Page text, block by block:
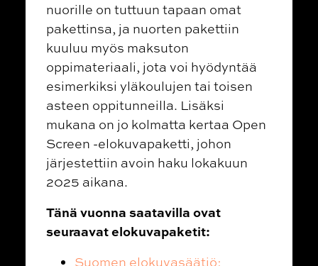
nuorille on tuttuun tapaan omat
pakettinsa, ja nuorten pakettiin
kuuluu myös maksuton
oppimateriaali, jota voi hyödyntää
esimerkiksi yläkoulujen tai toisen
asteen oppitunneilla. Lisäksi
mukana on jo kolmatta kertaa Open
Screen -elokuvapaketti, johon
järjestettiin avoin haku lokakuun
2025 aikana.
Tänä vuonna saatavilla ovat
seuraavat elokuvapaketit:
Suomen elokuvasäätiö: